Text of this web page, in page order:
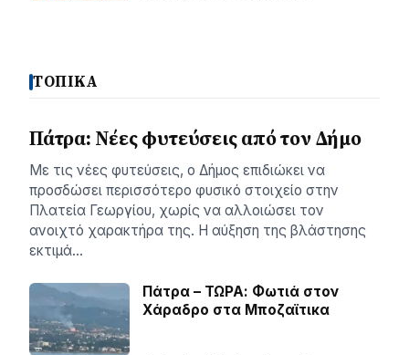
ΤΟΠΙΚΑ
Πάτρα: Νέες φυτεύσεις από τον Δήμο
Με τις νέες φυτεύσεις, ο Δήμος επιδιώκει να
προσδώσει περισσότερο φυσικό στοιχείο στην
Πλατεία Γεωργίου, χωρίς να αλλοιώσει τον
ανοιχτό χαρακτήρα της. Η αύξηση της βλάστησης
εκτιμά…
Πάτρα – ΤΩΡΑ: Φωτιά στον
Χάραδρο στα Μποζαϊτικα